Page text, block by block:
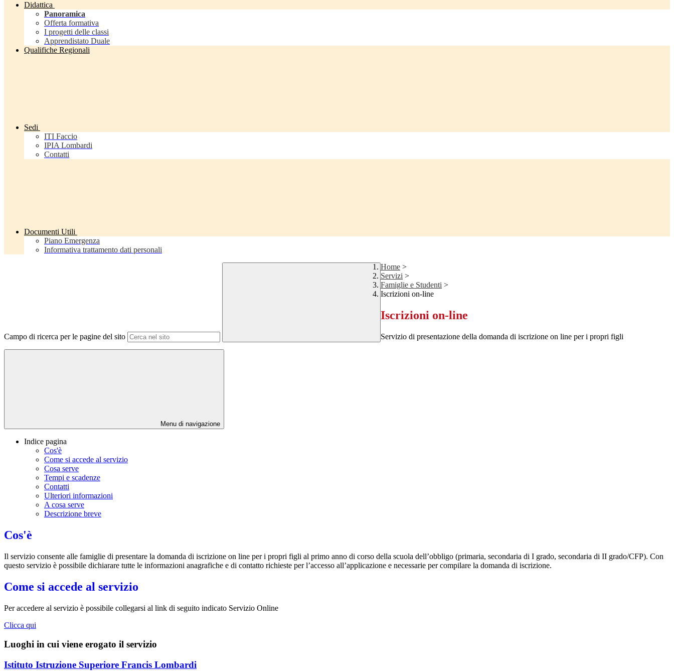
Didattica
Panoramica
Offerta formativa
I progetti delle classi
Apprendistato Duale
Qualifiche Regionali
Sedi
ITI Faccio
IPIA Lombardi
Contatti
Documenti Utili
Piano Emergenza
Informativa trattamento dati personali
Campo di ricerca per le pagine del sito
Home >
Servizi >
Famiglie e Studenti >
Iscrizioni on-line
Iscrizioni on-line
Servizio di presentazione della domanda di iscrizione on line per i propri figli
Menu di navigazione
Indice pagina
Cos'è
Come si accede al servizio
Cosa serve
Tempi e scadenze
Contatti
Ulteriori informazioni
A cosa serve
Descrizione breve
Cos'è
Il servizio consente alle famiglie di presentare la domanda di iscrizione on line per i propri figli al primo anno di corso della scuola dell’obbligo (primaria, secondaria di I grado, secondaria di II grado/CFP). Con
questo servizio è possibile dichiarare tutte le informazioni anagrafiche e di contatto richieste per l’accesso all’applicazione e necessarie per compilare la domanda di iscrizione.
Come si accede al servizio
Per accedere al servizio è possibile collegarsi al link di seguito indicato Servizio Online
Clicca qui
Luoghi in cui viene erogato il servizio
Istituto Istruzione Superiore Francis Lombardi